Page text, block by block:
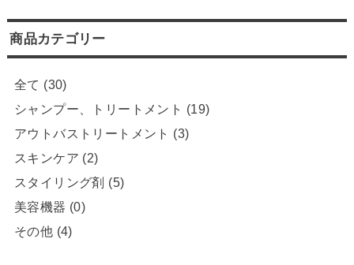
商品カテゴリー
全て (30)
シャンプー、トリートメント (19)
アウトバストリートメント (3)
スキンケア (2)
スタイリング剤 (5)
美容機器 (0)
その他 (4)